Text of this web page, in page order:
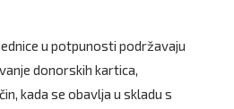
u potpunosti podržavaju
donorskih kartica,
kada se obavlja u skladu s